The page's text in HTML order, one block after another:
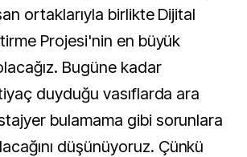
ortaklarıyla birlikte Dijital
Projesi'nin en büyük
Bugüne kadar
duyduğu vasıflarda ara
bulamama gibi sorunlara
düşünüyoruz. Çünkü